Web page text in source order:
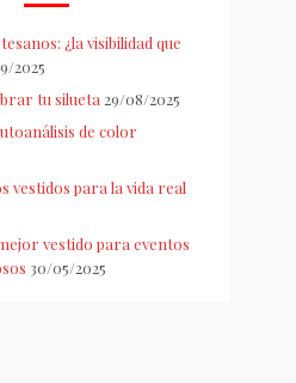
¿la visibilidad que
2025
tu silueta 29/08/2025
de color
vestidos para la vida real
vestido para eventos
30/05/2025